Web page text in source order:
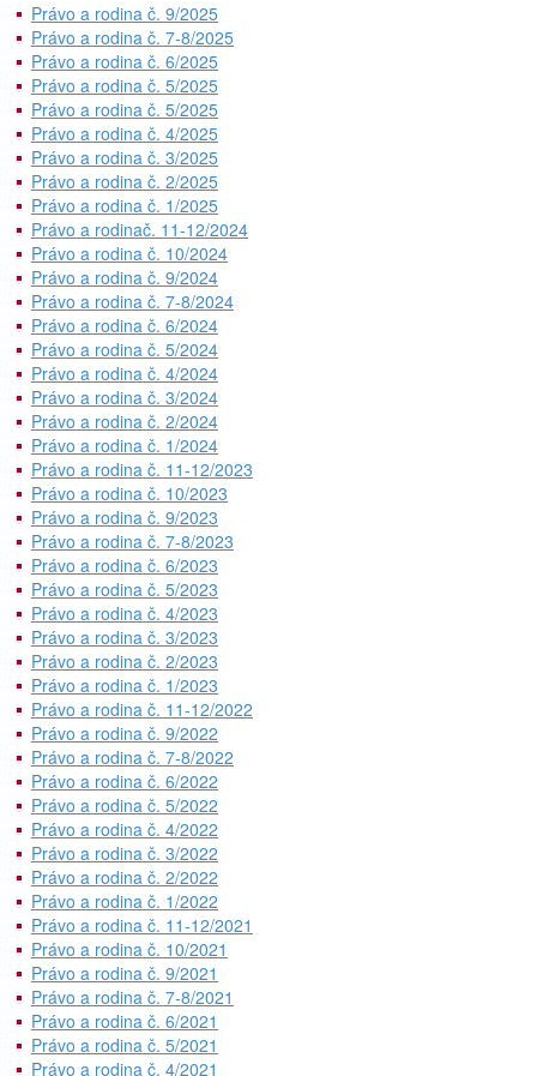
Právo a rodina č. 9/2025
Právo a rodina č. 7-8/2025
Právo a rodina č. 6/2025
Právo a rodina č. 5/2025
Právo a rodina č. 5/2025
Právo a rodina č. 4/2025
Právo a rodina č. 3/2025
Právo a rodina č. 2/2025
Právo a rodina č. 1/2025
Právo a rodinač. 11-12/2024
Právo a rodina č. 10/2024
Právo a rodina č. 9/2024
Právo a rodina č. 7-8/2024
Právo a rodina č. 6/2024
Právo a rodina č. 5/2024
Právo a rodina č. 4/2024
Právo a rodina č. 3/2024
Právo a rodina č. 2/2024
Právo a rodina č. 1/2024
Právo a rodina č. 11-12/2023
Právo a rodina č. 10/2023
Právo a rodina č. 9/2023
Právo a rodina č. 7-8/2023
Právo a rodina č. 6/2023
Právo a rodina č. 5/2023
Právo a rodina č. 4/2023
Právo a rodina č. 3/2023
Právo a rodina č. 2/2023
Právo a rodina č. 1/2023
Právo a rodina č. 11-12/2022
Právo a rodina č. 9/2022
Právo a rodina č. 7-8/2022
Právo a rodina č. 6/2022
Právo a rodina č. 5/2022
Právo a rodina č. 4/2022
Právo a rodina č. 3/2022
Právo a rodina č. 2/2022
Právo a rodina č. 1/2022
Právo a rodina č. 11-12/2021
Právo a rodina č. 10/2021
Právo a rodina č. 9/2021
Právo a rodina č. 7-8/2021
Právo a rodina č. 6/2021
Právo a rodina č. 5/2021
Právo a rodina č. 4/2021